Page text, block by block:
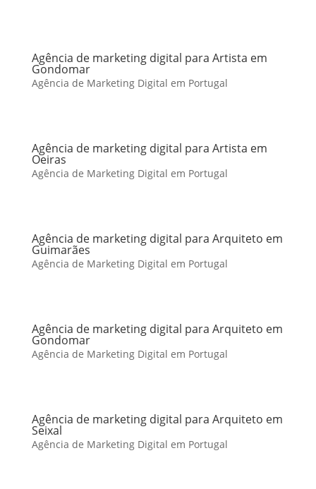
Agência de marketing digital para Artista em
Gondomar
Agência de Marketing Digital em Portugal
Agência de marketing digital para Artista em
Oeiras
Agência de Marketing Digital em Portugal
Agência de marketing digital para Arquiteto em
Guimarães
Agência de Marketing Digital em Portugal
Agência de marketing digital para Arquiteto em
Gondomar
Agência de Marketing Digital em Portugal
Agência de marketing digital para Arquiteto em
Seixal
Agência de Marketing Digital em Portugal